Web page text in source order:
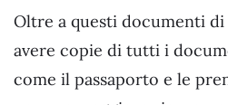
Oltre a questi documenti di
avere copie di tutti i
come il passaporto e le